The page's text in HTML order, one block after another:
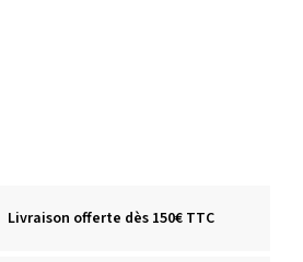
Livraison offerte dès 150€ TTC